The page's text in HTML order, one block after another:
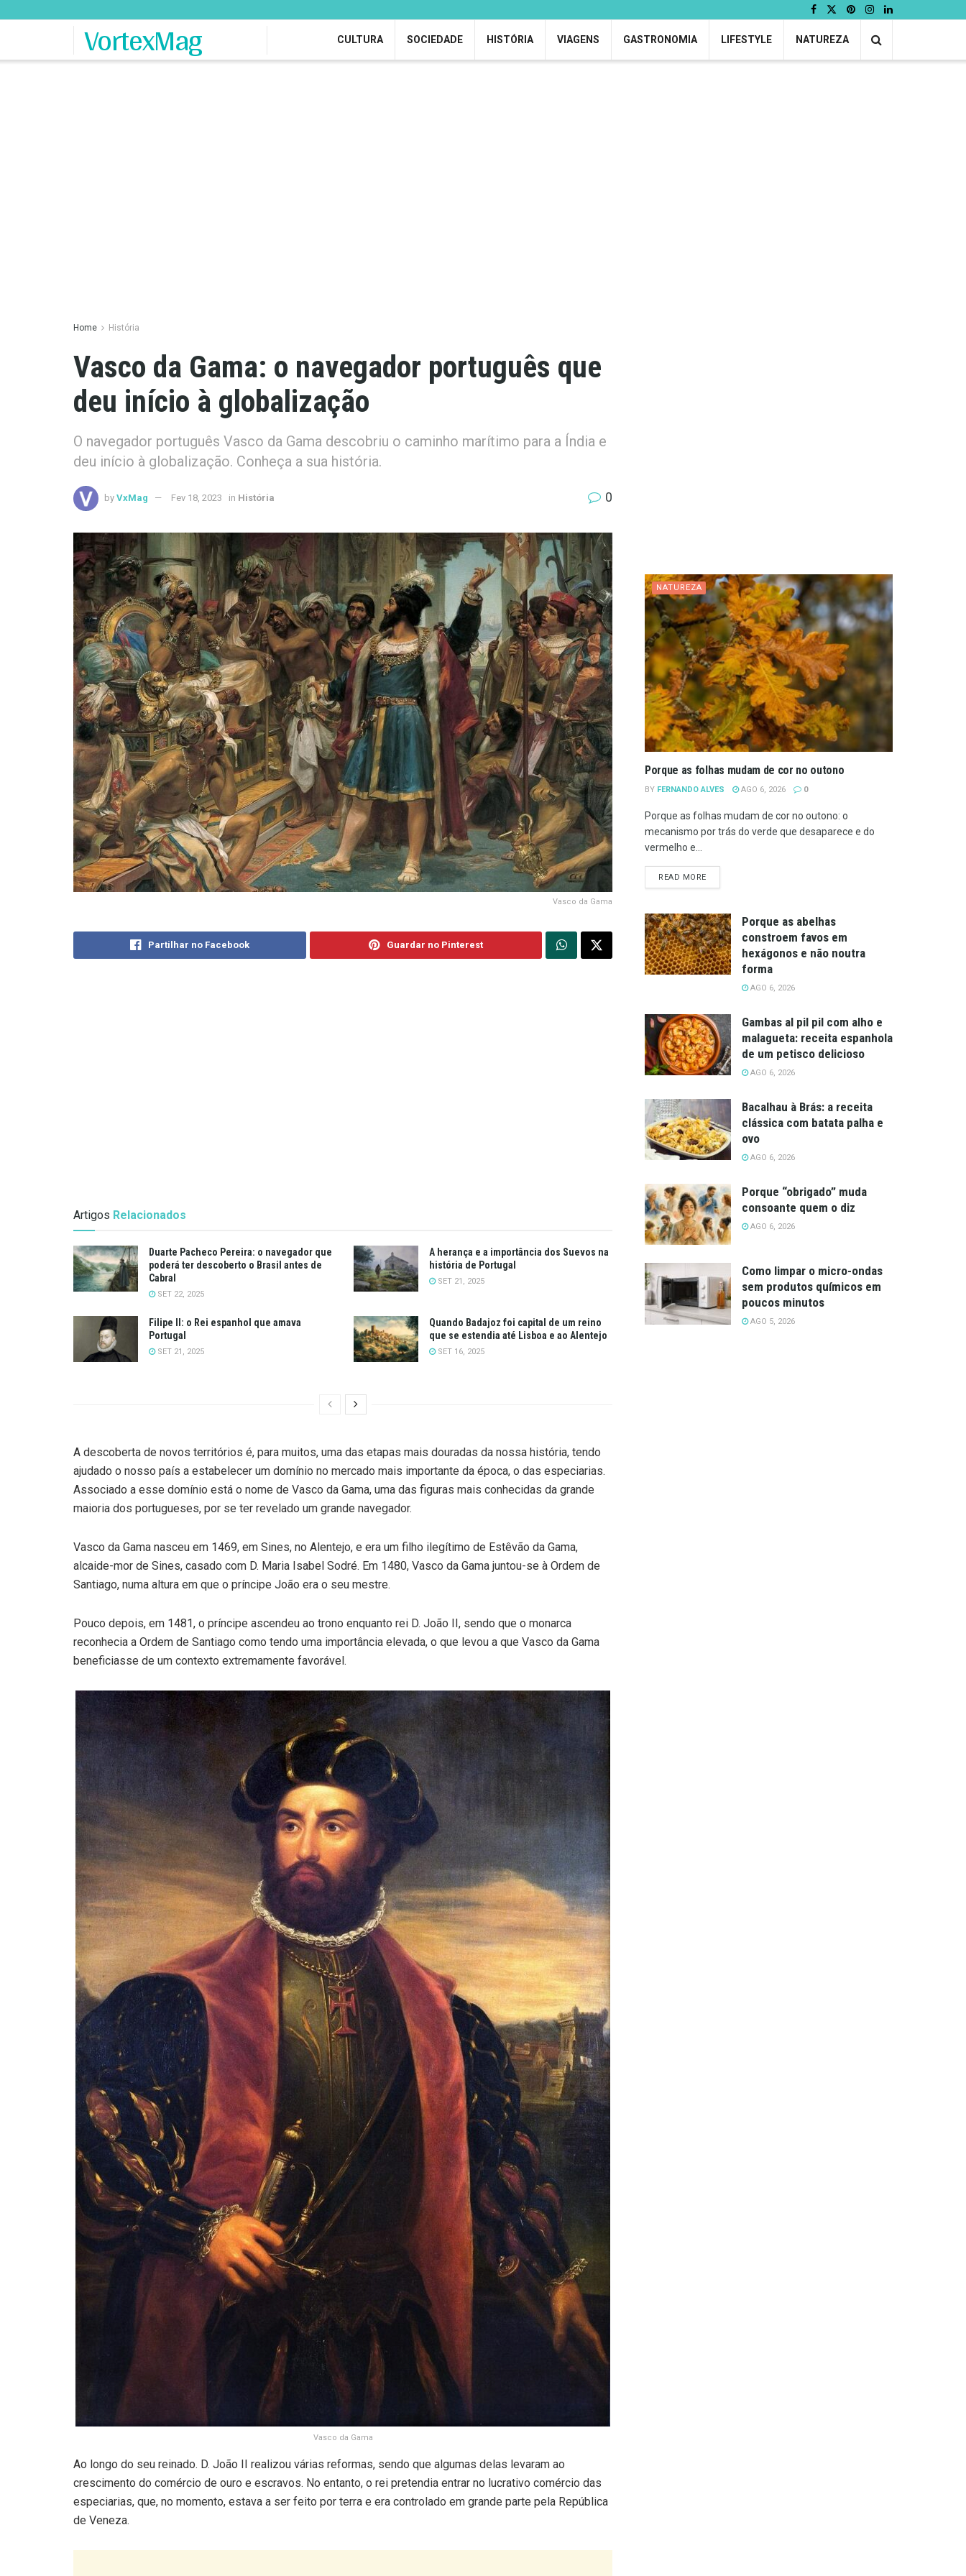
VortexMag CULTURA SOCIEDADE HISTÓRIA VIAGENS GASTRONOMIA LIFESTYLE NATUREZA
Home História
Vasco da Gama: o navegador português que
deu início à globalização
O navegador português Vasco da Gama descobriu o caminho marítimo para a Índia e
deu início à globalização. Conheça a sua história.
by VxMag Fev 18, 2023 in História 0
Vasco da Gama
Partilhar no Facebook Guardar no Pinterest
Artigos Relacionados
Duarte Pacheco Pereira: o navegador que
poderá ter descoberto o Brasil antes de
Cabral
SET 22, 2025
A herança e a importância dos Suevos na
história de Portugal
SET 21, 2025
Filipe II: o Rei espanhol que amava
Portugal
SET 21, 2025
Quando Badajoz foi capital de um reino
que se estendia até Lisboa e ao Alentejo
SET 16, 2025
A descoberta de novos territórios é, para muitos, uma das etapas mais douradas da nossa história, tendo
ajudado o nosso país a estabelecer um domínio no mercado mais importante da época, o das especiarias.
Associado a esse domínio está o nome de Vasco da Gama, uma das figuras mais conhecidas da grande
maioria dos portugueses, por se ter revelado um grande navegador.
Vasco da Gama nasceu em 1469, em Sines, no Alentejo, e era um filho ilegítimo de Estêvão da Gama,
alcaide-mor de Sines, casado com D. Maria Isabel Sodré. Em 1480, Vasco da Gama juntou-se à Ordem de
Santiago, numa altura em que o príncipe João era o seu mestre.
Pouco depois, em 1481, o príncipe ascendeu ao trono enquanto rei D. João II, sendo que o monarca
reconhecia a Ordem de Santiago como tendo uma importância elevada, o que levou a que Vasco da Gama
beneficiasse de um contexto extremamente favorável.
Vasco da Gama
Ao longo do seu reinado. D. João II realizou várias reformas, sendo que algumas delas levaram ao
crescimento do comércio de ouro e escravos. No entanto, o rei pretendia entrar no lucrativo comércio das
especiarias, que, no momento, estava a ser feito por terra e era controlado em grande parte pela República
de Veneza.
NATUREZA
Porque as folhas mudam de cor no outono
BY FERNANDO ALVES AGO 6, 2026 0
Porque as folhas mudam de cor no outono: o
mecanismo por trás do verde que desaparece e do
vermelho e...
READ MOREDETAILS
Porque as abelhas
constroem favos em
hexágonos e não noutra
forma
AGO 6, 2026
Gambas al pil pil com alho e
malagueta: receita espanhola
de um petisco delicioso
AGO 6, 2026
Bacalhau à Brás: a receita
clássica com batata palha e
ovo
AGO 6, 2026
Porque “obrigado” muda
consoante quem o diz
AGO 6, 2026
Como limpar o micro-ondas
sem produtos químicos em
poucos minutos
AGO 5, 2026